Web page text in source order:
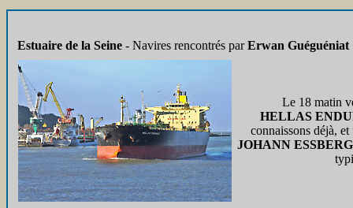
Estuaire de la Seine - Navires rencontrés parErwan Guéguéniat
Le 18 matin
HELLAS
connaissons déjà,
JOHANN